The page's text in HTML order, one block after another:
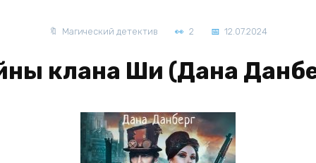
Магический детектив 2 12.07.2024
клана Ши (Дана